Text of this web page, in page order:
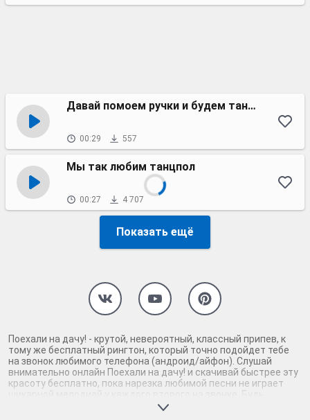
Давай помоем ручки и будем танцевать
00:29 557
Мы так любим танцпол
00:27 4 707
Показать ещё
Поехали на дачу! - крутой, невероятный, классный припев, к
тому же бесплатный рингтон, который точно подойдет тебе
на звонок любимого телефона (андроид/айфон). Слушай
внимательно онлайн Поехали на дачу! и скачивай быстрее эту
красоту бесплатно, пока нарезка любимой песни не играет
шикарной мелодией у каждого второго на звонке. Будь
первым, кто скачает бесплатно сей шедевр музыки и оценит